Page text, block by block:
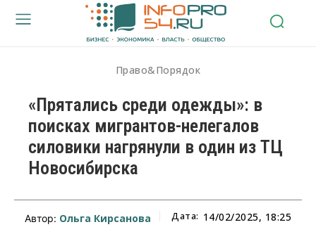
Право&Порядок
«Прятались среди одежды»: в
поисках мигрантов-нелегалов
силовики нагрянули в один из ТЦ
Новосибирска
Автор: Ольга Кирсанова Дата: 14/02/2025, 18:25